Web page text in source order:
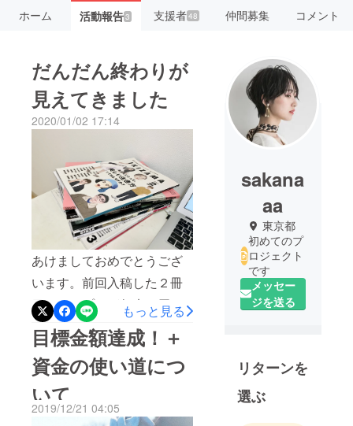
ホーム 活動報告3 支援者48 仲間募集 コメント
だんだん終わりが
見えてきました
2020/01/02 17:14
あけましておめでとうござ
います。前回入稿した２冊
目のサンプルが年末は届い
ていたのですが、バタバタ
していて投稿が年明けに
なってしまいました……。
表紙をデザインしてからは
初の製本だったのですが、
もっと見る
目標金額達成！＋
資金の使い道につ
いて
2019/12/21 04:05
sakana
aa
東京都
初めてのプ
ロジェクト
です
メッセー
ジを送る
リターンを
選ぶ